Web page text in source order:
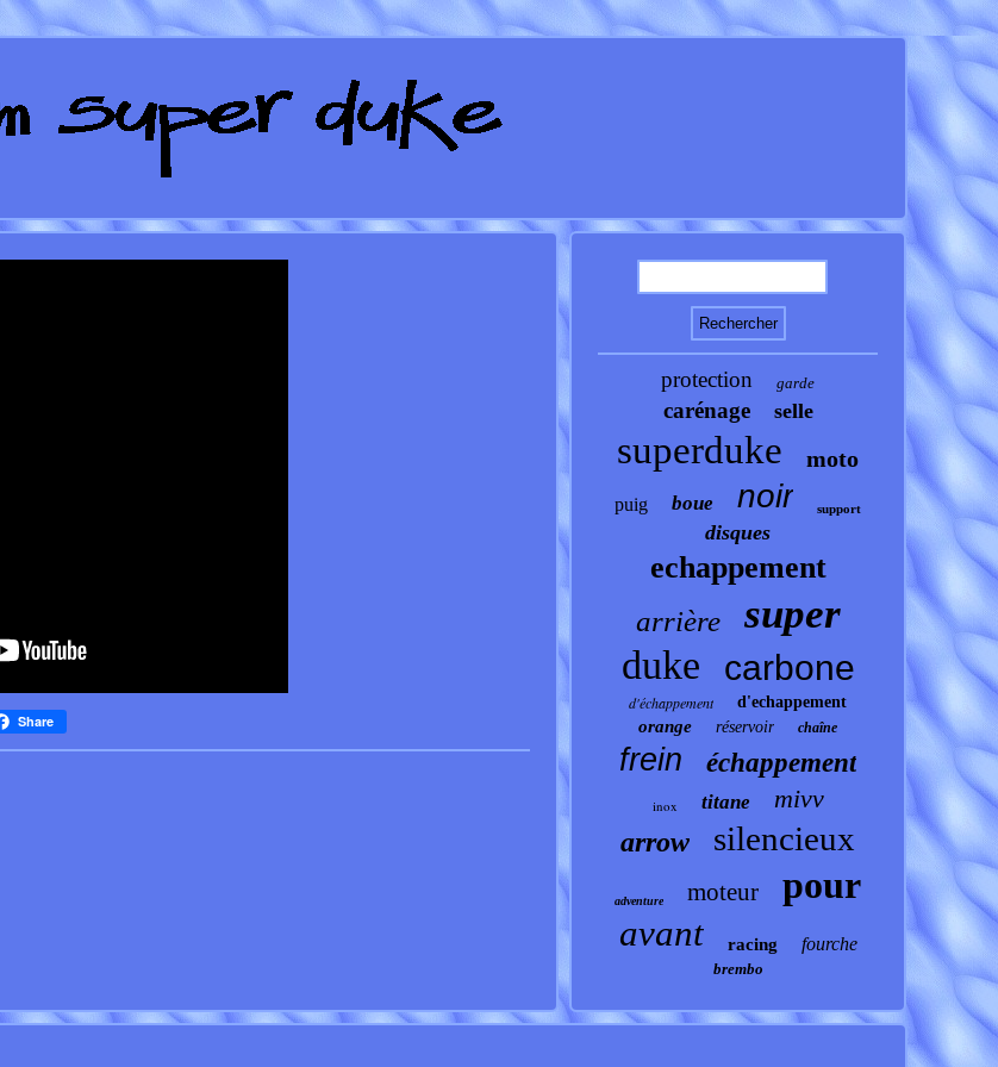
Share
protection garde
carénage selle
superduke moto
puig boue noir support
disques
echappement
arrière super
duke carbone
d'échappement d'echappement
orange réservoir chaîne
frein échappement
inox titane mivv
arrow silencieux
adventure moteur pour
avant racing fourche
brembo